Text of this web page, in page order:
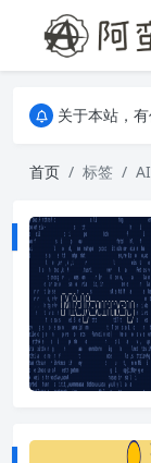
关于本站，
关于本站，
首页
标签 AI